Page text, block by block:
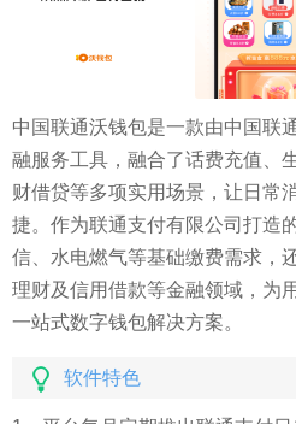
中国联通沃钱包是一款由中国联
融服务工具，融合了话费充值、
财借贷等多项实用场景，让日常
捷。作为联通支付有限公司打造
信、水电燃气等基础缴费需求，
理财及信用借款等金融领域，为
一站式数字钱包解决方案。
软件特色